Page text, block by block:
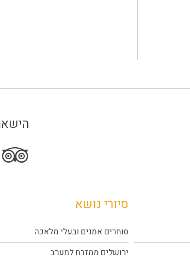
סיורי נושא
סוחרים אמנים ובעלי מלאכה
ירושלים ממזרח למערב